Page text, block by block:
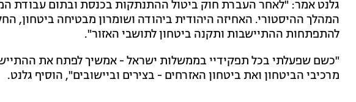
גלנט אמר: "לאחר העברת חוק ביטול ההתנתקות בכנסת ובתום עבודת
המהלך ההיסטורי. האחיזה היהודית ביהודה ושומרון מבטיחה ביטחון,
להתפתחות ההתיישבות ותקנה ביטחון לתושבי האזור".
"כשם שפעלתי בכל תפקידיי בממשלות ישראל - אמשיך לפתח את
מרכיבי הביטחון ואת ביטחון האזרחים - בצירים וביישובים", הוסיף גלנט.